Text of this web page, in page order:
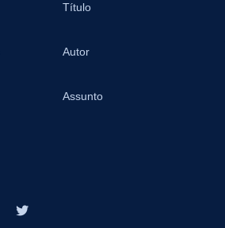
Título
Autor
Assunto